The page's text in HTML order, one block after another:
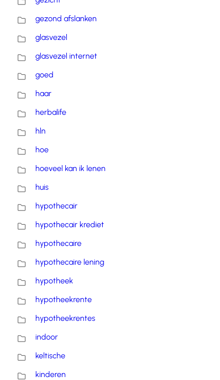
gezond afslanken
glasvezel
glasvezel internet
goed
haar
herbalife
hln
hoe
hoeveel kan ik lenen
huis
hypothecair
hypothecair krediet
hypothecaire
hypothecaire lening
hypotheek
hypotheekrente
hypotheekrentes
indoor
keltische
kinderen